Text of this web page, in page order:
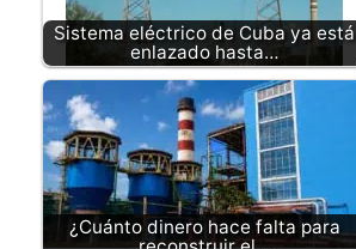
Sistema eléctrico de Cuba ya está
enlazado hasta…
¿Cuánto dinero hace falta para